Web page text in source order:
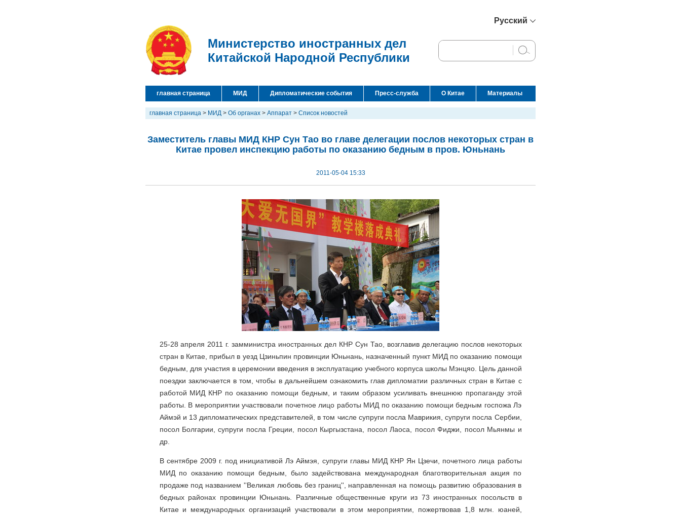
Русский
English
Español
عربي
Министерство иностранных дел
Китайской Народной Республики
главная страница МИД Дипломатические события Пресс-служба О Китае Материалы
главная страница > МИД > Об органах > Аппарат > Список новостей
Заместитель главы МИД КНР Сун Тао во главе делегации послов некоторых стран в
Китае провел инспекцию работы по оказанию бедным в пров. Юньнань
2011-05-04 15:33
25-28 апреля 2011 г. замминистра иностранных дел КНР Сун Тао, возглавив делегацию послов некоторых
стран в Китае, прибыл в уезд Цзиньпин провинции Юньнань, назначенный пункт МИД по оказанию помощи
бедным, для участия в церемонии введения в эксплуатацию учебного корпуса школы Мэнцяо. Цель данной
поездки заключается в том, чтобы в дальнейшем ознакомить глав дипломатии различных стран в Китае с
работой МИД КНР по оказанию помощи бедным, и таким образом усиливать внешнюю пропаганду этой
работы. В мероприятии участвовали почетное лицо работы МИД по оказанию помощи бедным госпожа Лэ
Аймэй и 13 дипломатических представителей, в том числе супруги посла Маврикия, супруги посла Сербии,
посол Болгарии, супруги посла Греции, посол Кыргызстана, посол Лаоса, посол Фиджи, посол Мьянмы и
др.
В сентябре 2009 г. под инициативой Лэ Аймэя, супруги главы МИД КНР Ян Цзечи, почетного лица работы
МИД по оказанию помощи бедным, было задействована международная благотворительная акция по
продаже под названием ''Великая любовь без границ'', направленная на помощь развитию образования в
бедных районах провинции Юньнань. Различные общественные круги из 73 иностранных посольств в
Китае и международных организаций участвовали в этом мероприятии, пожертвовав 1,8 млн. юаней,